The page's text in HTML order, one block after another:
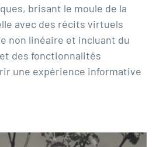
brisant le moule de la
avec des récits virtuels
non linéaire et incluant du
des fonctionnalités
une expérience informative